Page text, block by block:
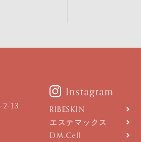
2-13
RIBESKIN
エステマックス
DM.Cell